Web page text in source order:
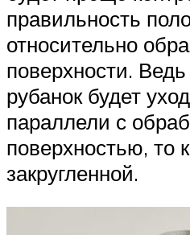
правильность
относительно
поверхности.
рубанок будет
параллели с
поверхностью, то
закругленной.